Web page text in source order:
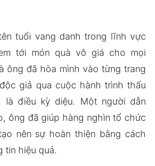
tuổi vang danh trong lĩnh vực
tới món quà vô giá cho mọi
ông đã hòa mình vào từng trang
giả qua cuộc hành trình thấu
là điều kỳ diệu. Một người dẫn
ông đã giúp hàng nghìn tổ chức
nên sự hoàn thiện bằng cách
tin hiệu quả.